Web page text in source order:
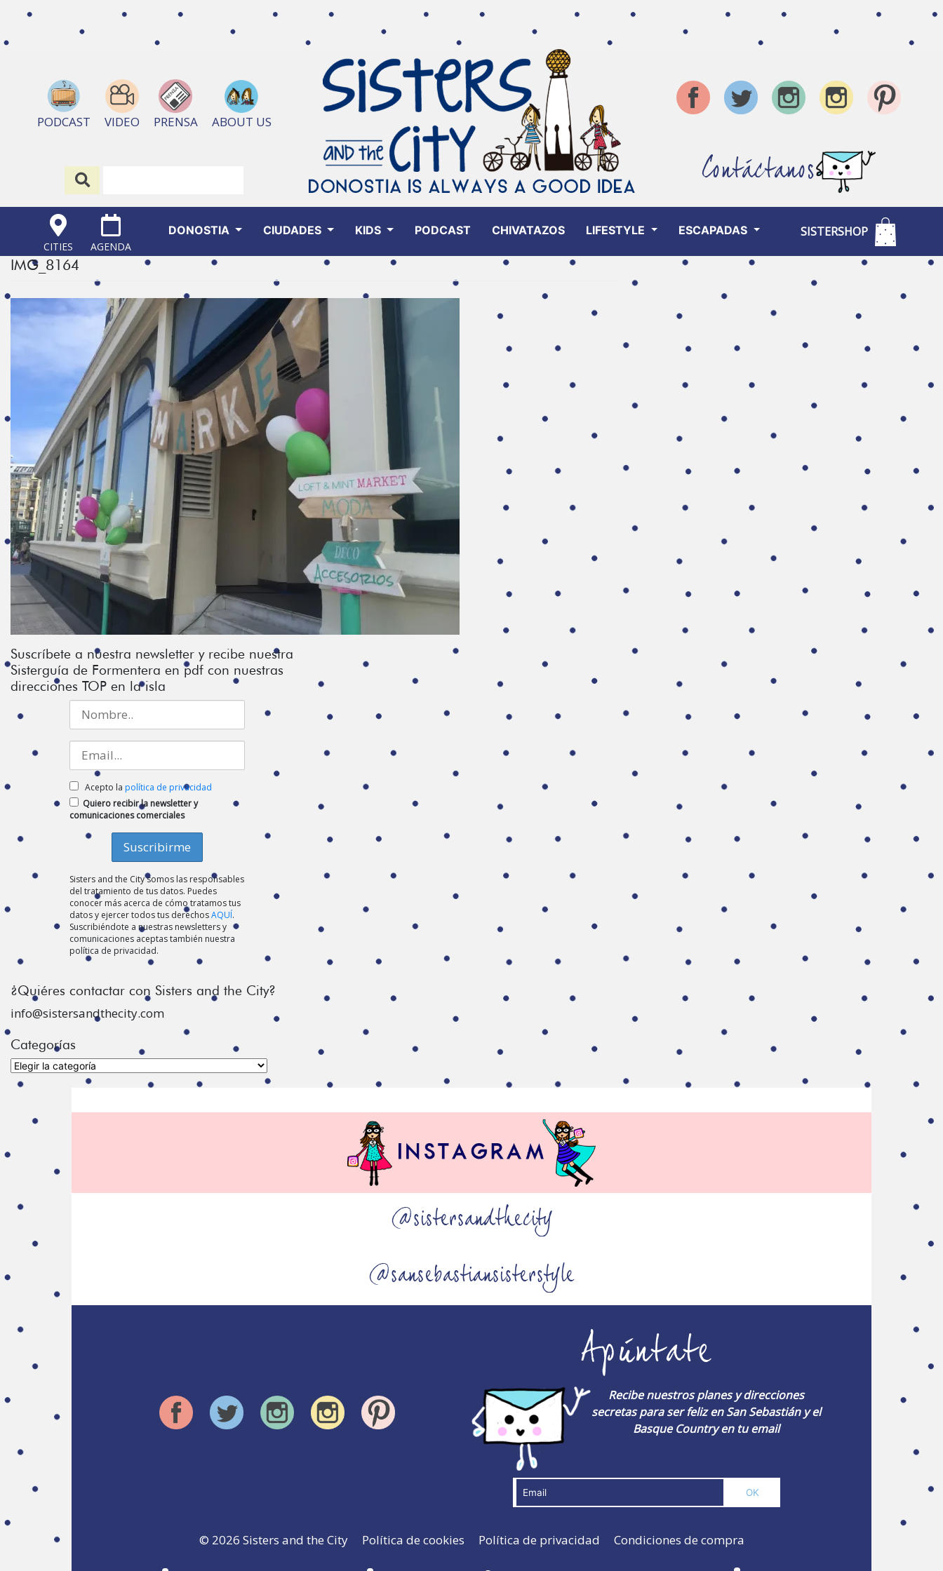
PODCAST VIDEO PRENSA ABOUT US
Contáctanos
CITIES AGENDA
DONOSTIA CIUDADES KIDS PODCAST CHIVATAZOS LIFESTYLE ESCAPADAS SISTERSHOP
IMG_8164
Suscríbete a nuestra newsletter y recibe nuestra
Sisterguía de Formentera en pdf con nuestras
direcciones TOP en la isla
Acepto la política de privacidad
Quiero recibir la newsletter y
comunicaciones comerciales
Sisters and the City somos las responsables
del tratamiento de tus datos. Puedes
conocer más acerca de cómo tratamos tus
datos y ejercer todos tus derechosAQUÍ.
Suscribiéndote a nuestras newsletters y
comunicaciones aceptas también nuestra
política de privacidad.
¿Quiéres contactar con Sisters and the City?
info@sistersandthecity.com
Categorías
Categorías
@sistersandthecity
@sansebastiansisterstyle
Apúntate
Recibe nuestros planes y direcciones
secretas para ser feliz en San Sebastián y el
Basque Country en tu email
© 2026 Sisters and the City Política de cookies Política de privacidad Condiciones de compra